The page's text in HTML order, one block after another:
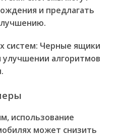
и предлагать
систем: Черные ящики
алгоритмов
использование
может снизить